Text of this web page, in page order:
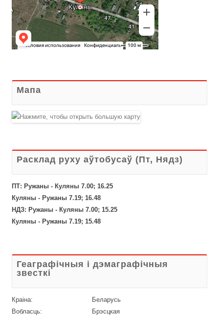
Мапа
Расклад руху аўтобусаў (Пт, Нядз)
ПТ: Ружаны - Куляны 7.00; 16.25
Куляны - Ружаны 7.19; 16.48
НДЗ: Ружаны - Куляны 7.00; 15.25
Куляны - Ружаны 7.19; 15.48
Геаграфічныя і дэмаграфічныя
звесткі
Краіна:
Беларусь
Вобласць:
Брэсцкая